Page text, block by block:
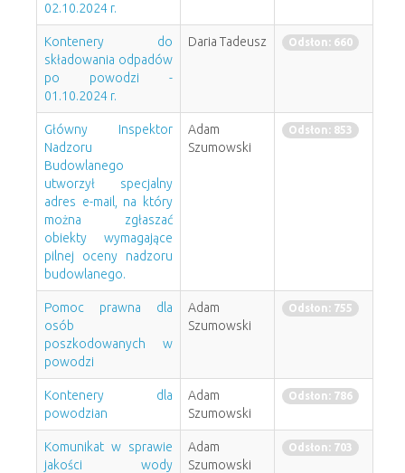
02.10.2024 r.
Kontenery do
składowania odpadów
po powodzi -
01.10.2024 r.
Daria Tadeusz Odsłon: 660
Główny Inspektor
Nadzoru
Budowlanego
utworzył specjalny
adres e-mail, na który
można zgłaszać
obiekty wymagające
pilnej oceny nadzoru
budowlanego.
Adam
Szumowski
Odsłon: 853
Pomoc prawna dla
osób
poszkodowanych w
powodzi
Adam
Szumowski
Odsłon: 755
Kontenery dla
powodzian
Adam
Szumowski
Odsłon: 786
Komunikat w sprawie
jakości wody
Adam
Szumowski
Odsłon: 703